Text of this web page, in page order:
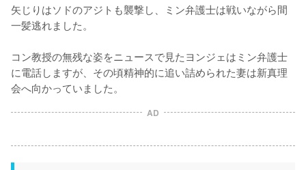
矢じりはソドのアジトも襲撃し、ミン弁護士は戦いながら間
一髪逃れました。
コン教授の無残な姿をニュースで見たヨンジェはミン弁護士
に電話しますが、その頃精神的に追い詰められた妻は新真理
会へ向かっていました。
AD